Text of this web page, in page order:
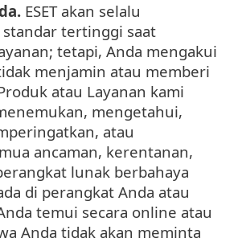
ESET akan selalu
tertinggi saat
tetapi, Anda mengakui
menjamin atau memberi
atau Layanan kami
mengetahui,
atau
ancaman, kerentanan,
lunak berbahaya
di perangkat Anda atau
temui secara online atau
Anda tidak akan meminta